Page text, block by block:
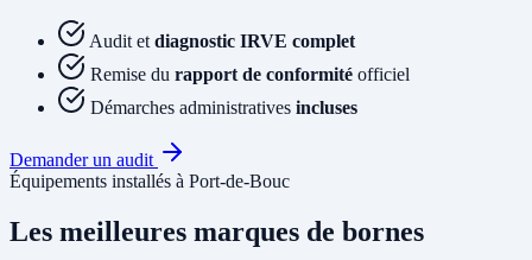
Audit et diagnostic IRVE complet
Remise du rapport de conformité officiel
Démarches administratives incluses
Demander un audit
Équipements installés à Port-de-Bouc
Les meilleures marques de bornes